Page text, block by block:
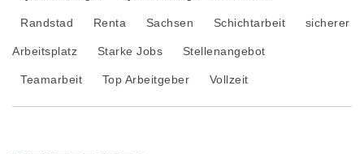
Randstad Renta Sachsen Schichtarbeit sicherer
Arbeitsplatz Starke Jobs Stellenangebot
Teamarbeit Top Arbeitgeber Vollzeit